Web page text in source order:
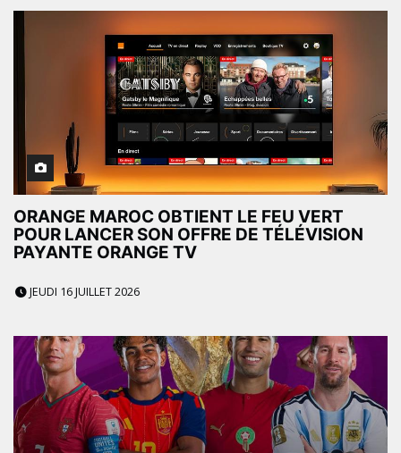
ORANGE MAROC OBTIENT LE FEU VERT
POUR LANCER SON OFFRE DE TÉLÉVISION
PAYANTE ORANGE TV
JEUDI 16 JUILLET 2026